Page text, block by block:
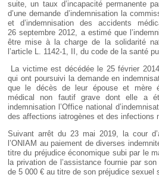
suite, un taux d’incapacité permanente
d’une demande d’indemnisation la
et d’indemnisation des accidents
26 septembre 2012, a estimé que
être mise à la charge de la solidarité
l’article L. 1142-1, II, du code de la santé
La victime est décédée le 25 février
qui ont poursuivi la demande en
que le décès de leur épouse et mère
médical non fautif grave dont elle a
indemnisation l’Office national
des affections iatrogènes et des infections
Suivant arrêt du 23 mai 2019, la cour
l’ONIAM au paiement de diverses
titre du préjudice économique subi par le
la privation de l’assistance fournie par
de 5 000 € au titre de son préjudice sexuel